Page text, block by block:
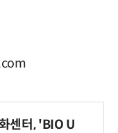
센터, 'BIO U